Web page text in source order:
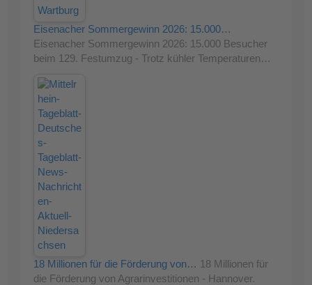
Eisenacher Sommergewinn 2026: 15.000…
Eisenacher Sommergewinn 2026: 15.000 Besucher
beim 129. Festumzug - Trotz kühler Temperaturen…
18 Millionen für die Förderung von… 18 Millionen für
die Förderung von Agrarinvestitionen - Hannover.